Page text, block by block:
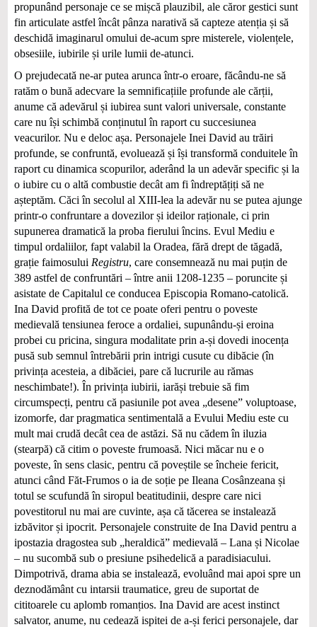
propunând personaje ce se mișcă plauzibil, ale căror gestici sunt
fin articulate astfel încât pânza narativă să capteze atenția și să
deschidă imaginarul omului de-acum spre misterele, violențele,
obsesiile, iubirile și urile lumii de-atunci.
O prejudecată ne-ar putea arunca într-o eroare, făcându-ne să
ratăm o bună adecvare la semnificațiile profunde ale cărții,
anume că adevărul și iubirea sunt valori universale, constante
care nu își schimbă conținutul în raport cu succesiunea
veacurilor. Nu e deloc așa. Personajele Inei David au trăiri
profunde, se confruntă, evoluează și își transformă conduitele în
raport cu dinamica scopurilor, aderând la un adevăr specific și la
o iubire cu o altă combustie decât am fi îndreptățiți să ne
așteptăm. Căci în secolul al XIII-lea la adevăr nu se putea ajunge
printr-o confruntare a dovezilor și ideilor raționale, ci prin
supunerea dramatică la proba fierului încins. Evul Mediu e
timpul ordaliilor, fapt valabil la Oradea, fără drept de tăgadă,
grație faimosului Registru, care consemnează nu mai puțin de
389 astfel de confruntări – între anii 1208-1235 – poruncite și
asistate de Capitalul ce conducea Episcopia Romano-catolică.
Ina David profită de tot ce poate oferi pentru o poveste
medievală tensiunea feroce a ordaliei, supunându-și eroina
probei cu pricina, singura modalitate prin a-și dovedi inocența
pusă sub semnul întrebării prin intrigi cusute cu dibăcie (în
privința acesteia, a dibăciei, pare că lucrurile au rămas
neschimbate!). În privința iubirii, iarăși trebuie să fim
circumspecți, pentru că pasiunile pot avea „desene” voluptoase,
izomorfe, dar pragmatica sentimentală a Evului Mediu este cu
mult mai crudă decât cea de astăzi. Să nu cădem în iluzia
(stearpă) că citim o poveste frumoasă. Nici măcar nu e o
poveste, în sens clasic, pentru că poveștile se încheie fericit,
atunci când Făt-Frumos o ia de soție pe Ileana Cosânzeana și
totul se scufundă în siropul beatitudinii, despre care nici
povestitorul nu mai are cuvinte, așa că tăcerea se instalează
izbăvitor și ipocrit. Personajele construite de Ina David pentru a
ipostazia dragostea sub „heraldică” medievală – Lana și Nicolae
– nu sucombă sub o presiune psihedelică a paradisiacului.
Dimpotrivă, drama abia se instalează, evoluând mai apoi spre un
deznodământ cu intarsii traumatice, greu de suportat de
cititoarele cu aplomb romanțios. Ina David are acest instinct
salvator, anume, nu cedează ispitei de a-și ferici personajele, dar